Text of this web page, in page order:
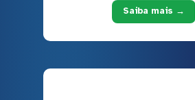
Saiba mais →